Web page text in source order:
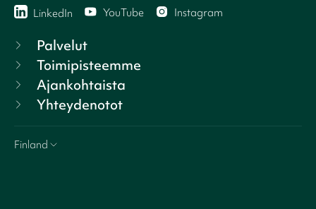
LinkedIn YouTube Instagram
Palvelut
Toimipisteemme
Ajankohtaista
Yhteydenotot
Finland